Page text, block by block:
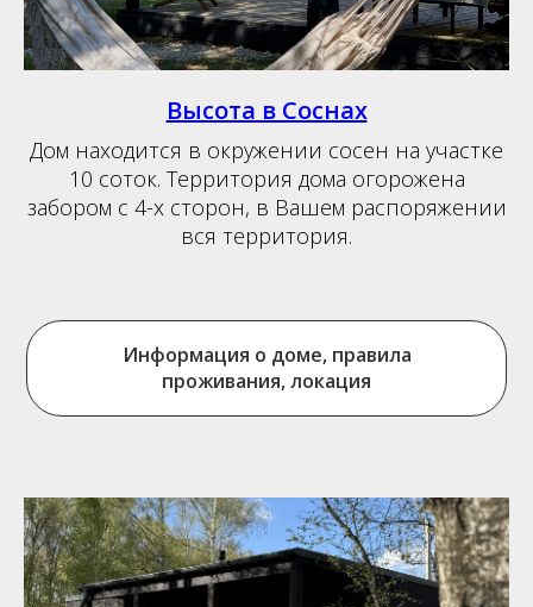
Высота в Соснах
Дом находится в окружении сосен на участке
10 соток. Территория дома огорожена
забором с 4-х сторон, в Вашем распоряжении
вся территория.
Информация о доме, правила
проживания, локация